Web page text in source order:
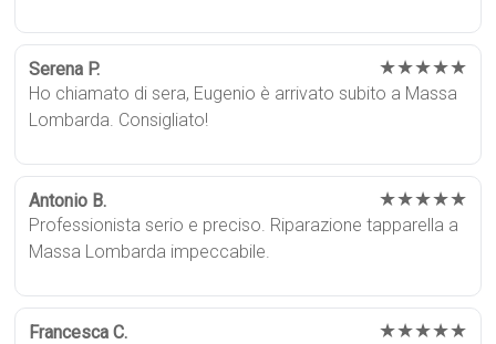
Serena P. ★★★★★
Ho chiamato di sera, Eugenio è arrivato subito a Massa
Lombarda. Consigliato!
Antonio B. ★★★★★
Professionista serio e preciso. Riparazione tapparella a
Massa Lombarda impeccabile.
Francesca C. ★★★★★